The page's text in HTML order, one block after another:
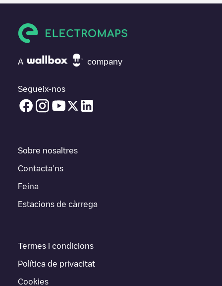
A company
Segueix-nos
Sobre nosaltres
Contacta'ns
Feina
Estacions de càrrega
Termes i condicions
Política de privacitat
Cookies